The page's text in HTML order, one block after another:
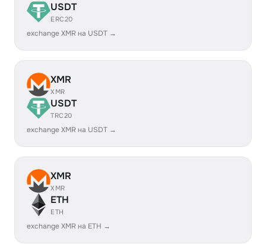
USDT
ERC20
exchange XMR на USDT →
XMR
XMR
USDT
TRC20
exchange XMR на USDT →
XMR
XMR
ETH
ETH
exchange XMR на ETH →